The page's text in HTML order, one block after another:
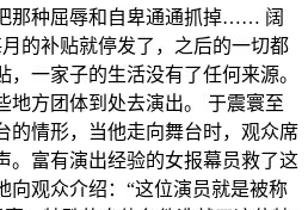
那种屈辱和自卑通通抓掉…… 阔
的补贴就停发了，之后的一切都
一家子的生活没有了任何来源。
地方团体到处去演出。 于震寰至
的情形，当他走向舞台时，观众席
。富有演出经验的女报幕员救了这
向观众介绍：“这位演员就是被称